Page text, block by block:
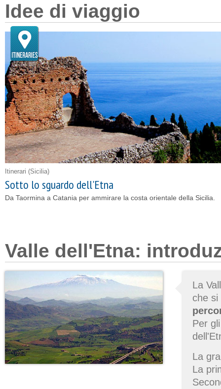
Idee di viaggio
Itinerari (Sicilia)
Sotto lo sguardo dell'Etna
Da Taormina a Catania per ammirare la costa orientale della Sicilia.
Valle dell'Etna:
La
che
Per
La
La